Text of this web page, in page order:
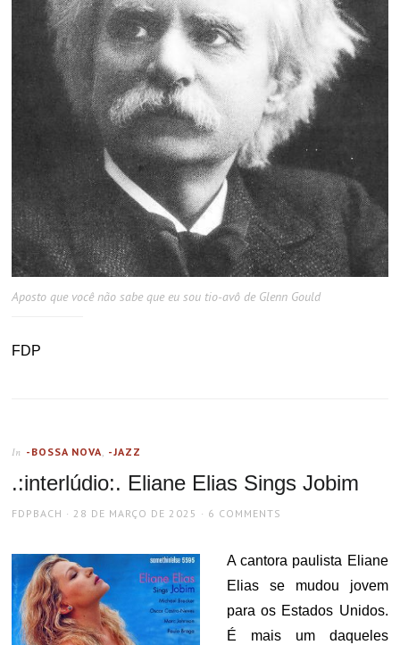
Aposto que você não sabe que eu sou tio-avô de Glenn Gould
FDP
In -BOSSA NOVA, -JAZZ
.:interlúdio:. Eliane Elias Sings Jobim
AUTHOR
FDPBACH
POSTED
28 DE MARÇO DE 2025 6 COMMENTS
A cantora paulista Eliane
Elias se mudou jovem
para os Estados Unidos.
É mais um daqueles